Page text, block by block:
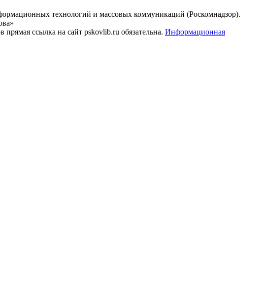
технологий и массовых коммуникаций (Роскомнадзор).
ссылка на сайт pskovlib.ru обязательна. Информационная